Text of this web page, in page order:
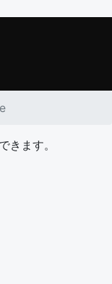
きます。